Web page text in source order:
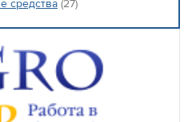
средства (27)